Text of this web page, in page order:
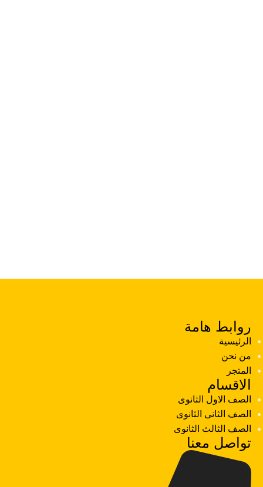
روابط هامة
الرئيسية
من نحن
المتجر
الاقسام
الصف الاول الثانوى
الصف الثانى الثانوى
الصف الثالث الثانوى
تواصل معنا